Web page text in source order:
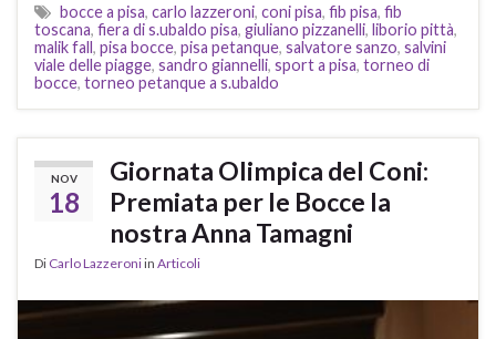
bocce a pisa, carlo lazzeroni, coni pisa, fib pisa, fib
toscana, fiera di s.ubaldo pisa, giuliano pizzanelli, liborio pittà,
malik fall, pisa bocce, pisa petanque, salvatore sanzo, salvini
viale delle piagge, sandro giannelli, sport a pisa, torneo di
bocce, torneo petanque a s.ubaldo
NOV
18
Giornata Olimpica del Coni:
Premiata per le Bocce la
nostra Anna Tamagni
Di Carlo Lazzeroniin Articoli